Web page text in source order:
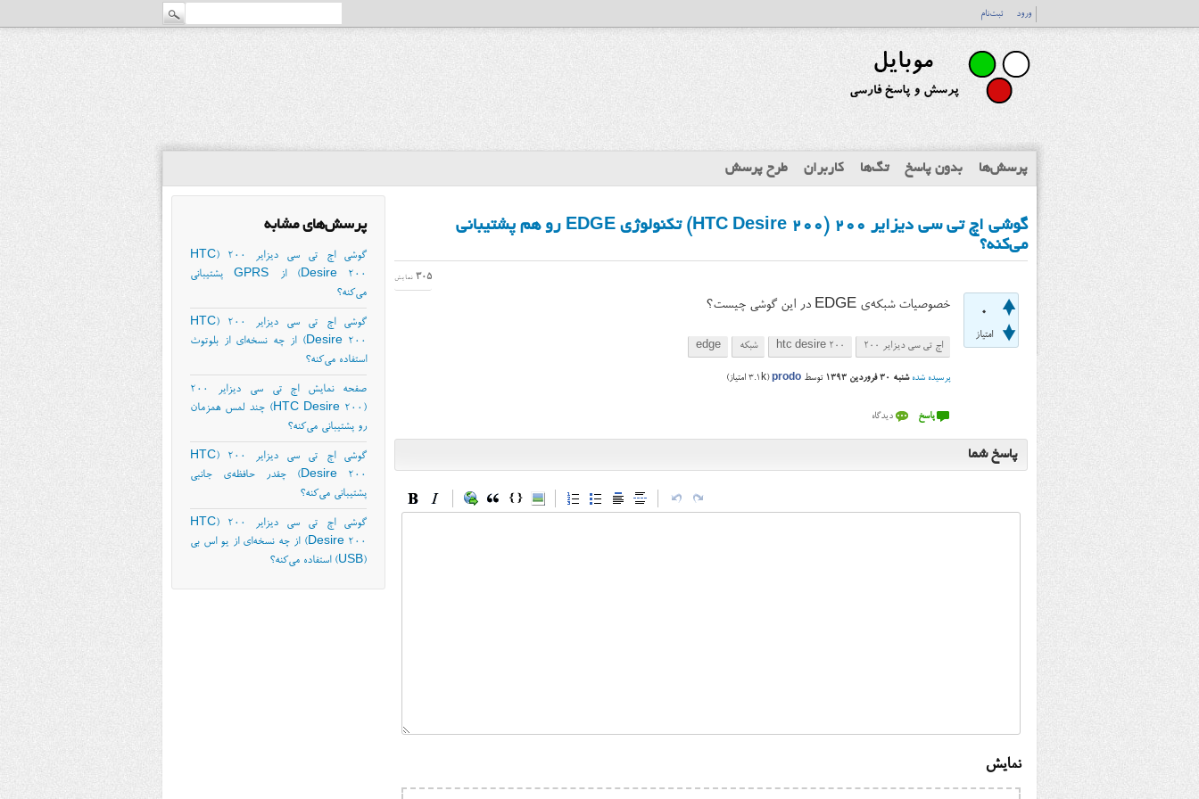
ورود ثبت‌نام
پرسش‌ها بدون پاسخ تگ‌ها کاربران طرح پرسش
پرسش‌های مشابه
گوشی اچ تی سی دیزایر ۲۰۰ (HTC
Desire 200) از GPRS پشتیبانی
می‌کنه؟
گوشی اچ تی سی دیزایر ۲۰۰ (HTC
Desire 200) از چه نسخه‌ای از بلوتوث
استفاده می‌کنه؟
صفحه نمایش اچ تی سی دیزایر ۲۰۰
(HTC Desire 200) چند لمس همزمان
رو پشتیبانی می‌کنه؟
گوشی اچ تی سی دیزایر ۲۰۰ (HTC
Desire 200) چقدر حافظه‌ی جانبی
پشتیبانی می‌کنه؟
گوشی اچ تی سی دیزایر ۲۰۰ (HTC
Desire 200) از چه نسخه‌ای از یو اس بی
(USB) استفاده می‌کنه؟
گوشی اچ تی سی دیزایر ۲۰۰ (HTC Desire 200) تکنولوژی EDGE رو هم پشتیبانی
می‌کنه؟
0
امتیاز
305 نمایش
خصوصیات شبکه‌ی EDGE در این گوشی چیست؟
اچ تی سی دیزایر ۲۰۰ htc desire 200 شبکه edge
پرسیده شده شنبه ۳۰ فروردین ۱۳۹۳ توسط prodo
(
3.1k امتیاز)
پاسخ شما
نمایش